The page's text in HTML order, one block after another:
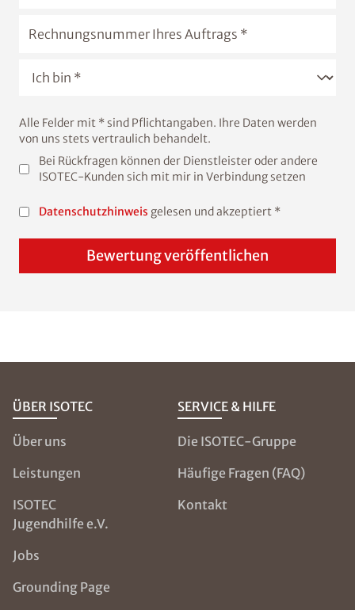
Alle Felder mit * sind Pflichtangaben. Ihre Daten werden
von uns stets vertraulich behandelt.
Bei Rückfragen können der Dienstleister oder andere
ISOTEC-Kunden sich mit mir in Verbindung setzen
Datenschutzhinweis gelesen und akzeptiert *
Bewertung veröffentlichen
ÜBER ISOTEC
Über uns
Leistungen
ISOTEC
Jugendhilfe e.V.
Jobs
Grounding Page
SERVICE & HILFE
Die ISOTEC-Gruppe
Häufige Fragen (FAQ)
Kontakt